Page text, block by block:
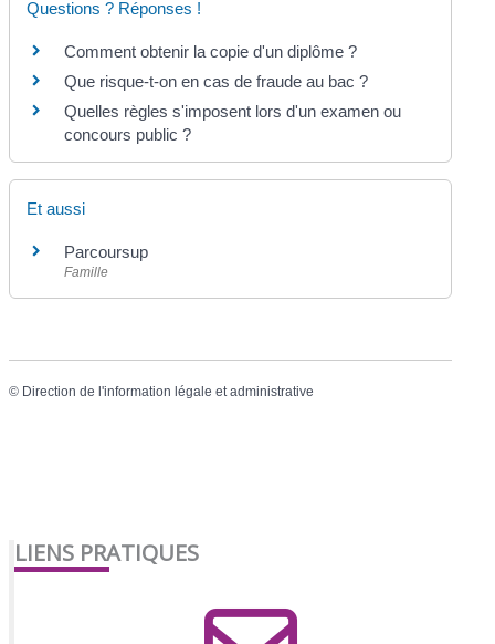
Questions ? Réponses !
Comment obtenir la copie d'un diplôme ?
Que risque-t-on en cas de fraude au bac ?
Quelles règles s'imposent lors d'un examen ou
concours public ?
Et aussi
Parcoursup
Famille
© Direction de l'information légale et administrative
LIENS PRATIQUES